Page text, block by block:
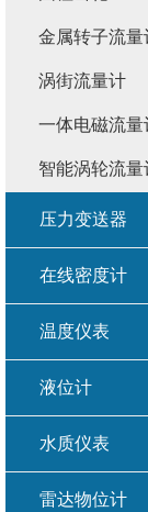
金属转子流量
涡街流量计
一体电磁流量
智能涡轮流量
压力变送器
在线密度计
温度仪表
液位计
水质仪表
雷达物位计